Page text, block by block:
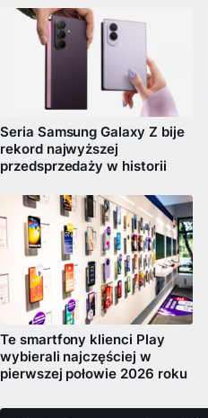
Seria Samsung Galaxy Z bije
rekord najwyższej
przedsprzedaży w historii
Te smartfony klienci Play
wybierali najczęściej w
pierwszej połowie 2026 roku